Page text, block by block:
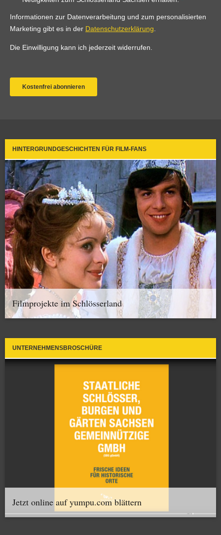
HINTERGRUNDGESCHICHTEN FÜR FILM-FANS
Filmprojekte im Schlösserland
UNTERNEHMENSBROSCHÜRE
Jetzt online auf yumpu.com blättern